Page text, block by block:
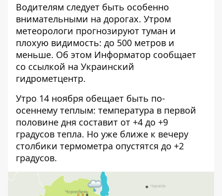
Водителям следует быть особенно
внимательными на дорогах. Утром
метеорологи прогнозируют туман и
плохую видимость: до 500 метров и
меньше. Об этом Информатор сообщает
со ссылкой на Украинский
гидрометцентр.
Утро 14 ноября обещает быть по-
осеннему теплым: температура в первой
половине дня составит от +4 до +9
градусов тепла. Но уже ближе к вечеру
столбики термометра опустятся до +2
градусов.